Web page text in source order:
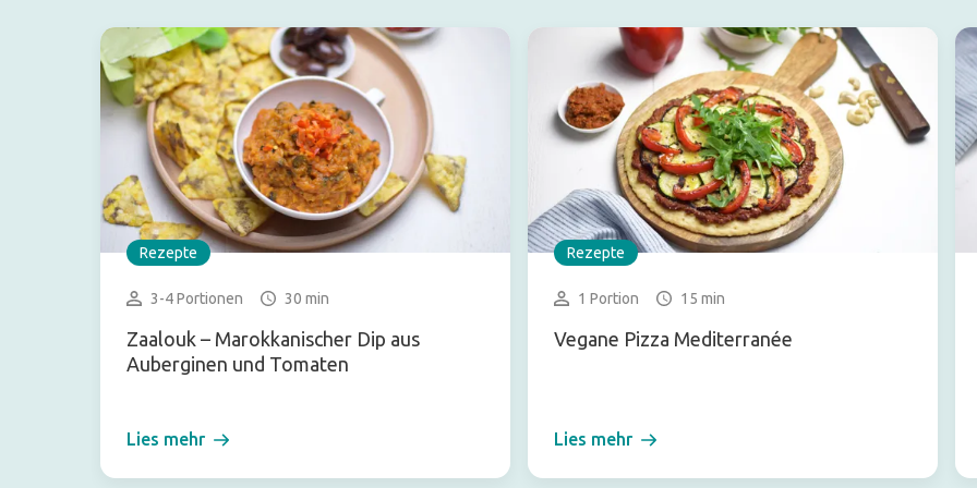
Rezepte
3-4 Portionen 30 min
Zaalouk – Marokkanischer Dip aus
Auberginen und Tomaten
Lies mehr
Rezepte
1 Portion 15 min
Vegane Pizza Mediterranée
Lies mehr